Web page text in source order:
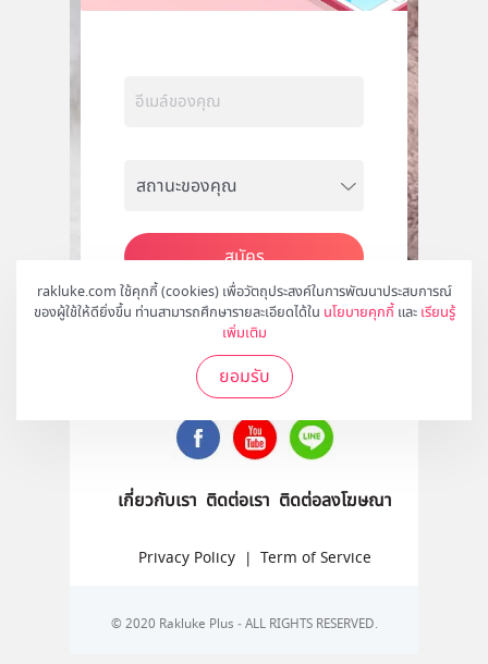
rakluke.com ใช้คุกกี้ (cookies) เพื่อวัตถุประสงค์ในการพัฒนาประสบการณ์
ของผู้ใช้ให้ดียิ่งขึ้น ท่านสามารถศึกษารายละเอียดได้ใน นโยบายคุกกี้ และ เรียนรู้
เพิ่มเติม
ยอมรับ
สมัคร
ติดตามเราได้ที่
เกี่ยวกับเรา ติดต่อเรา ติดต่อลงโฆษณา
Privacy Policy | Term of Service
© 2020 Rakluke Plus - ALL RIGHTS RESERVED.